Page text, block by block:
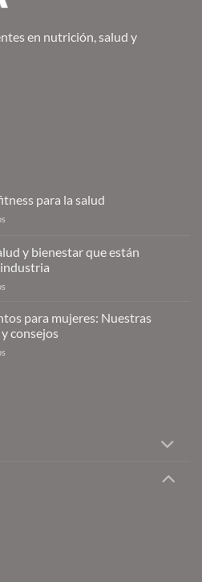
en nutrición, salud y
para la salud
del
fitness
salud
y bienestar que están
tendencias
en
salud
para mujeres: Nuestras
consejos